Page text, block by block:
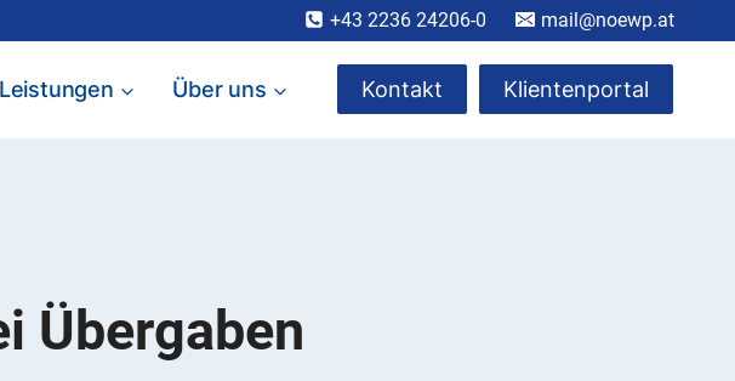
+43 2236 24206-0 mail@noewp.at
Leistungen Über uns Kontakt Klientenportal
Übergaben